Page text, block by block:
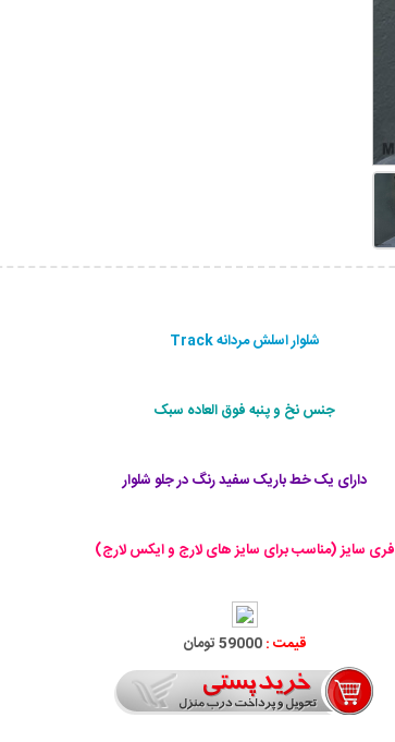
شلوار اسلش مردانه Track
جنس نخ و پنبه فوق العاده سبک
دارای یک خط باریک سفید رنگ در جلو شلوار
فری سایز (مناسب برای سایز های لارج و ایکس لارج)
قیمت :59000 تومان